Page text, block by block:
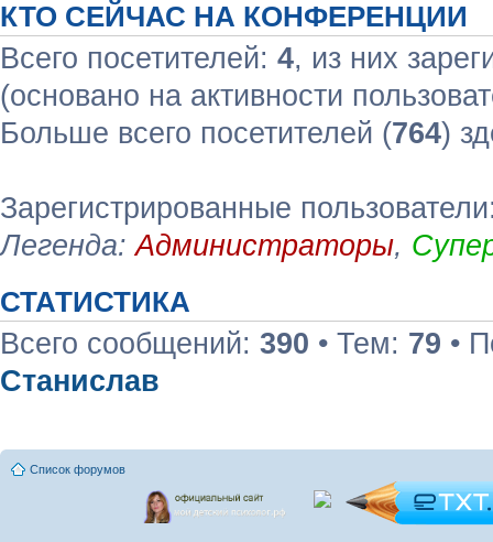
КТО СЕЙЧАС НА КОНФЕРЕНЦИИ
Всего посетителей: 4, из них
(основано на активности
Больше всего посетителей (764)
Зарегистрированные
Легенда:Администраторы,
СТАТИСТИКА
Всего сообщений: 390 • Тем: 79 •
Станислав
Список форумов